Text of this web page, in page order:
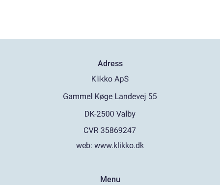
Adress
web: www.klikko.dk
Menu